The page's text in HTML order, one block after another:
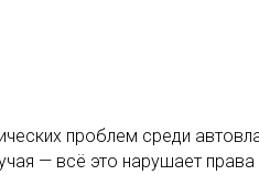
проблем среди
— всё это нарушает